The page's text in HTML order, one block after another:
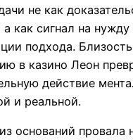
не как
а как сигнал на
подхода.
в казино Леон
действие
и реальной.
оснований провала